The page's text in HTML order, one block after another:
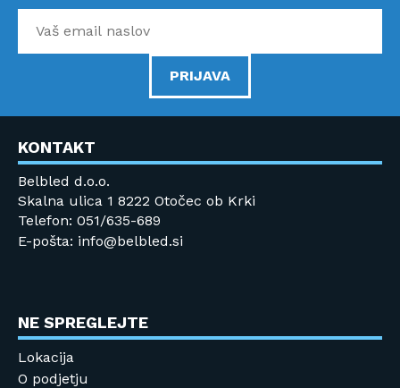
PRIJAVA
KONTAKT
Belbled d.o.o.
Skalna ulica 1 8222 Otočec ob Krki
Telefon: 051/635-689
E-pošta: info@belbled.si
NE SPREGLEJTE
Lokacija
O podjetju